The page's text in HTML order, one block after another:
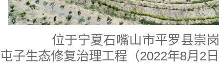
位于宁夏石嘴山市平罗县崇岗
屯子生态修复治理工程（2022年8月2